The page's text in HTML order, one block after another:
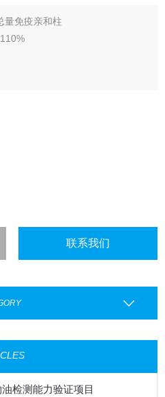
量免疫亲和柱
联系我们
检测能力验证项目